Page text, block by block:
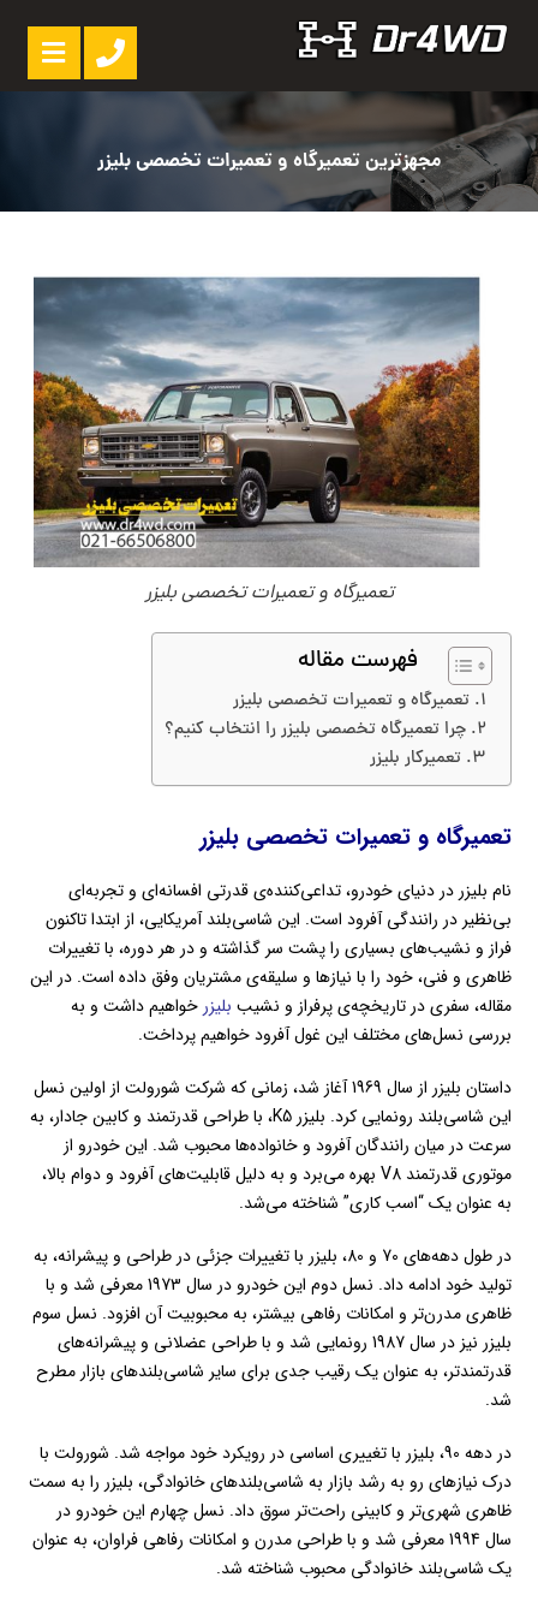
مجهزترین تعمیرگاه و تعمیرات تخصصی بلیزر
تعمیرگاه و تعمیرات تخصصی بلیزر
فهرست مقاله
تعمیرگاه و تعمیرات تخصصی بلیزر
چرا تعمیرگاه تخصصی بلیزر را انتخاب کنیم؟
تعمیرکار بلیزر
تعمیرگاه وتعمیرات تخصصی بلیزر
نام بلیزر در دنیای خودرو، تداعی‌کننده‌ی قدرتی افسانه‌ای و تجربه‌ای
بی‌نظیر در رانندگی آفرود است. این شاسی‌بلند آمریکایی، از ابتدا تاکنون
فراز و نشیب‌های بسیاری را پشت سر گذاشته و در هر دوره، با تغییرات
ظاهری و فنی، خود را با نیازها و سلیقه‌ی مشتریان وفق داده است. در این
مقاله، سفری در تاریخچه‌ی پرفراز و نشیب بلیزرخواهیم داشت و به
بررسی نسل‌های مختلف این غول آفرود خواهیم پرداخت.
داستان بلیزر از سال 1969 آغاز شد، زمانی که شرکت شورولت از اولین نسل
این شاسی‌بلند رونمایی کرد. بلیزر K5، با طراحی قدرتمند و کابین جادار، به
سرعت در میان رانندگان آفرود و خانواده‌ها محبوب شد. این خودرو از
موتوری قدرتمند V8 بهره می‌برد و به دلیل قابلیت‌های آفرود و دوام بالا،
به عنوان یک “اسب کاری” شناخته می‌شد.
در طول دهه‌های 70 و 80، بلیزر با تغییرات جزئی در طراحی و پیشرانه، به
تولید خود ادامه داد. نسل دوم این خودرو در سال 1973 معرفی شد و با
ظاهری مدرن‌تر و امکانات رفاهی بیشتر، به محبوبیت آن افزود. نسل سوم
بلیزر نیز در سال 1987 رونمایی شد و با طراحی عضلانی و پیشرانه‌های
قدرتمندتر، به عنوان یک رقیب جدی برای سایر شاسی‌بلندهای بازار مطرح
شد.
در دهه 90، بلیزر با تغییری اساسی در رویکرد خود مواجه شد. شورولت با
درک نیازهای رو به رشد بازار به شاسی‌بلندهای خانوادگی، بلیزر را به سمت
ظاهری شهری‌تر و کابینی راحت‌تر سوق داد. نسل چهارم این خودرو در
سال 1994 معرفی شد و با طراحی مدرن و امکانات رفاهی فراوان، به عنوان
یک شاسی‌بلند خانوادگی محبوب شناخته شد.